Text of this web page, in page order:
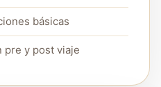
básicas
pre y post viaje